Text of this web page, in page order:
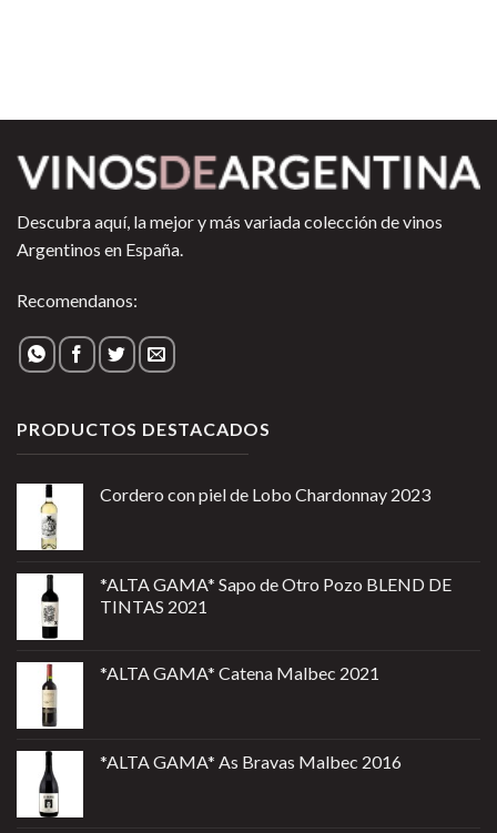
Descubra aquí, la mejor y más variada colección de vinos
Argentinos en España.
Recomendanos:
PRODUCTOS DESTACADOS
Cordero con piel de Lobo Chardonnay 2023
*ALTA GAMA* Sapo de Otro Pozo BLEND DE
TINTAS 2021
*ALTA GAMA* Catena Malbec 2021
*ALTA GAMA* As Bravas Malbec 2016